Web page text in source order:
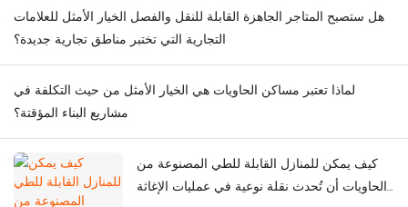
هل ستصبح المتاجر الجاهزة القابلة للنقل والفصل الخيار الأمثل للعلامات
التجارية التي تختبر مناطق تجارية جديدة؟
لماذا تعتبر مساكن الحاويات هي الخيار الأمثل من حيث التكلفة في
مشاريع البناء المؤقتة؟
كيف يمكن للمنازل القابلة للطي المصنوعة من
الحاويات أن تُحدث نقلة نوعية في عمليات الإغاثة